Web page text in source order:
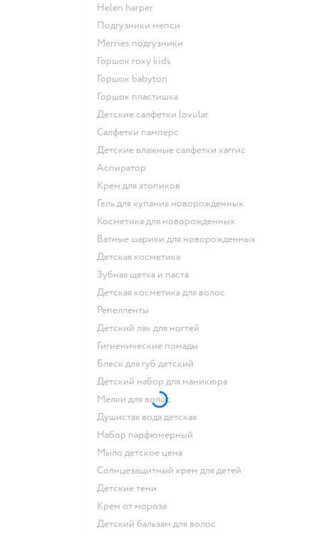
helen harper
подгузники мепси
merries подгузники
горшок roxy kids
горшок babyton
горшок пластишка
детские салфетки lovular
салфетки памперс
детские влажные салфетки хаггис
аспиратор
крем для атопиков
гель для купания новорожденных
косметика для новорожденных
ватные шарики для новорожденных
детская косметика
зубная щетка и паста
детская косметика для волос
репелленты
детский лак для ногтей
гигиенические помады
блеск для губ детский
детский набор для маникюра
мелки для волос
душистая вода детская
набор парфюмерный
мыло детское цена
солнцезащитный крем для детей
детские тени
крем от мороза
детский бальзам для волос